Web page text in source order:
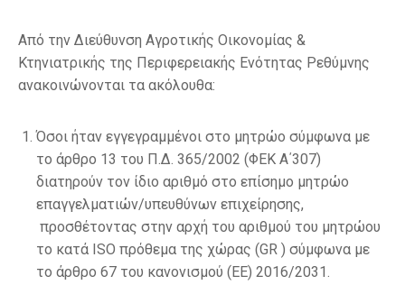
Από την Διεύθυνση Αγροτικής Οικονομίας &
Κτηνιατρικής της Περιφερειακής Ενότητας Ρεθύμνης
ανακοινώνονται τα ακόλουθα:
Όσοι ήταν εγγεγραμμένοι στο μητρώο σύμφωνα με
το άρθρο 13 του Π.Δ. 365/2002 (ΦΕΚ Α΄307)
διατηρούν τον ίδιο αριθμό στο επίσημο μητρώο
επαγγελματιών/υπευθύνων επιχείρησης,
προσθέτοντας στην αρχή του αριθμού του μητρώου
το κατά ISO πρόθεμα της χώρας (GR ) σύμφωνα με
το άρθρο 67 του κανονισμού (ΕΕ) 2016/2031.